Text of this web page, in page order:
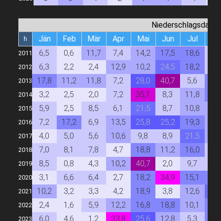
Niederschlagsdauer
h Jän Feb Mär Apr Mai Jun Jul
2011 6,5 0,6 11,7 7,4 14,2 17,5 18,6
2012 6,3 2,2 2,4 12,9 10,2 24,5 18,2
2013 17,8 11,2 11,8 7,2 28,0 40,7 5,6
2014 3,2 2,5 2,0 7,2 35,1 8,3 11,8
2015 5,9 2,5 8,5 6,1 21,5 8,7 10,8
2016 7,2 17,2 6,9 13,5 25,8 25,2 19,3
2017 4,0 5,0 5,6 10,6 9,8 8,9 21,5
2018 7,0 8,1 7,8 4,7 18,8 11,2 16,0
2019 8,5 0,8 4,3 10,2 40,7 2,0 9,7
2020 3,1 6,6 6,4 2,7 18,2 34,9 15,1
2021 10,2 3,2 3,3 4,2 18,9 3,8 12,6
2022 2,4 1,6 5,9 12,2 16,8 18,8 10,1
2023 6,0 4,6 1,2 33,8 25,6 12,8 5,3